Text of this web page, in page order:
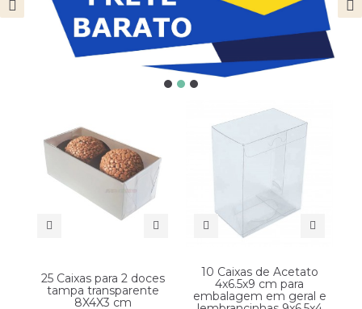
25 Caixas para 2 doces
tampa transparente
8X4X3 cm
10 Caixas de Acetato
4x6.5x9 cm para
embalagem em geral e